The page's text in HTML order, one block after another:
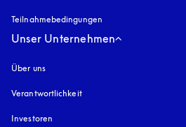
Teilnahmebedingungen
Unser Unternehmen
Über uns
Verantwortlichkeit
Investoren